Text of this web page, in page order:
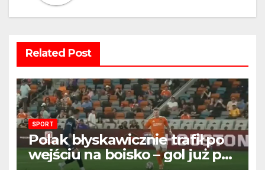
Related Post
SPORT
Polak błyskawicznie trafił po
wejściu na boisko – gol już po